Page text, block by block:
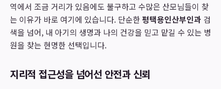
역에서 조금 거리가 있음에도 불구하고 수많은 산모님들이 찾
는 이유가 바로 여기에 있습니다. 단순한평택용인산부인과 검
색을 넘어, 내 아기의 생명과 나의 건강을 믿고 맡길 수 있는 병
원을 찾는 현명한 선택입니다.
지리적 접근성을 넘어선 안전과 신뢰